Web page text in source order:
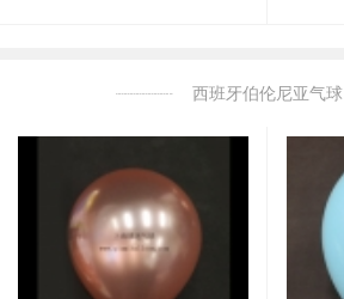
西班牙伯伦尼亚气球